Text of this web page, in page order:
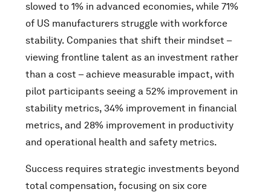
slowed to 1% in advanced economies, while 71%
of US manufacturers struggle with workforce
stability. Companies that shift their mindset –
viewing frontline talent as an investment rather
than a cost – achieve measurable impact, with
pilot participants seeing a 52% improvement in
stability metrics, 34% improvement in financial
metrics, and 28% improvement in productivity
and operational health and safety metrics.
Success requires strategic investments beyond
total compensation, focusing on six core